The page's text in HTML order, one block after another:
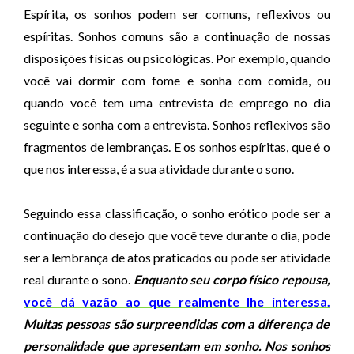
d
e
á
u
d
i
o
Espírita, os sonhos podem ser comuns, reflexivos ou
espíritas. Sonhos comuns são a continuação de nossas
disposições físicas ou psicológicas. Por exemplo, quando
você vai dormir com fome e sonha com comida, ou
quando você tem uma entrevista de emprego no dia
seguinte e sonha com a entrevista. Sonhos reflexivos são
fragmentos de lembranças. E os sonhos espíritas, que é o
que nos interessa, é a sua atividade durante o sono.
Seguindo essa classificação, o sonho erótico pode ser a
continuação do desejo que você teve durante o dia, pode
ser a lembrança de atos praticados ou pode ser atividade
real durante o sono. Enquanto seu corpo físico repousa,
você dá vazão ao que realmente lhe interessa.
Muitas pessoas são surpreendidas com a diferença de
personalidade que apresentam em sonho. Nos sonhos